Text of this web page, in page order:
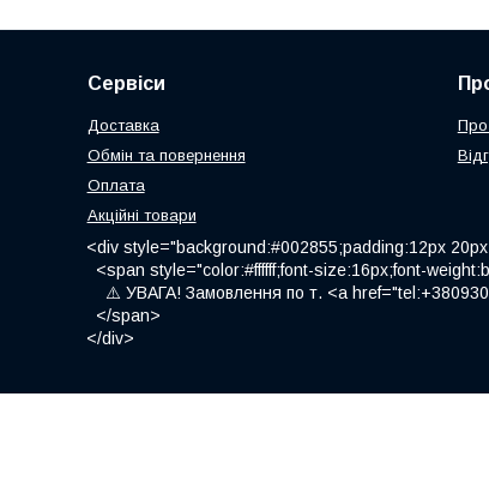
Сервіси
Доставка
Обмін та повернення
Оплата
Акційні товари
<div style="background:#002855;padding:12px
<span style="color:#ffffff;font-size:16px;font-
⚠️ УВАГА! Замовлення по т. <a
</span>
</div>